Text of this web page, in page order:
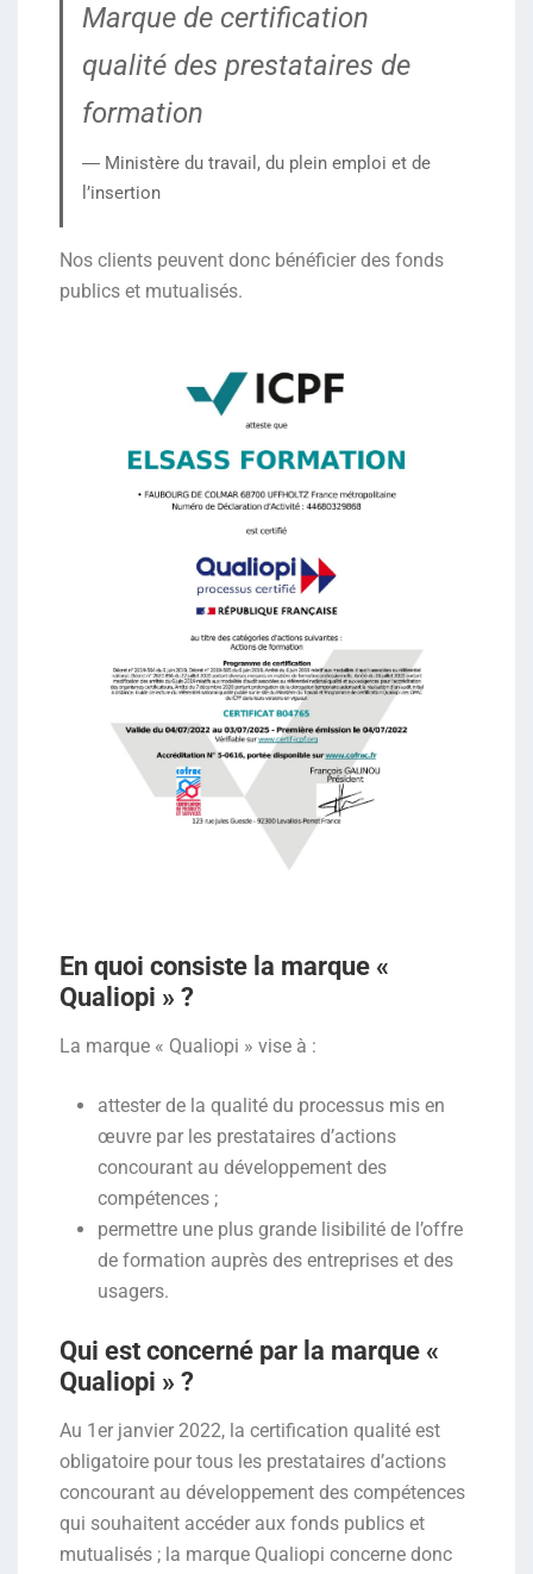
Marque de certification
qualité des prestataires de
formation
― Ministère du travail, du plein emploi et de
l’insertion
Nos clients peuvent donc bénéficier des fonds
publics et mutualisés.
En quoi consiste la marque «
Qualiopi » ?
La marque « Qualiopi » vise à :
attester de la qualité du processus mis en
œuvre par les prestataires d’actions
concourant au développement des
compétences ;
permettre une plus grande lisibilité de l’offre
de formation auprès des entreprises et des
usagers.
Qui est concerné par la marque «
Qualiopi » ?
Au 1er janvier 2022, la certification qualité est
obligatoire pour tous les prestataires d’actions
concourant au développement des compétences
qui souhaitent accéder aux fonds publics et
mutualisés ; la marque Qualiopi concerne donc